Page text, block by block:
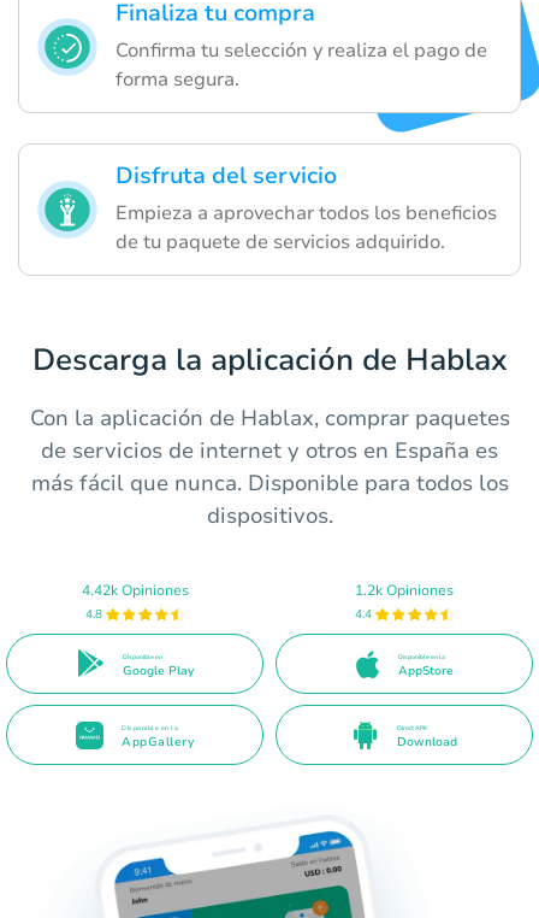
Finaliza tu compra
Confirma tu selección y realiza el pago de
forma segura.
Disfruta del servicio
Empieza a aprovechar todos los beneficios
de tu paquete de servicios adquirido.
Descarga la aplicación de Hablax
Con la aplicación de Hablax, comprar paquetes
de servicios de internet y otros en España es
más fácil que nunca. Disponible para todos los
dispositivos.
4.42k Opiniones
4.8
Disponible en
Google Play
1.2k Opiniones
4.4
Disponible en la
AppStore
Disponible en la
AppGallery
Direct APK
Download